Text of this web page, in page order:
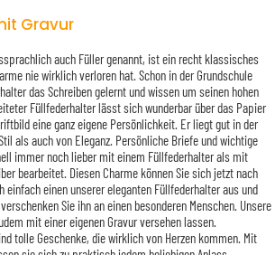
Gravur
auch Füller genannt, ist ein recht klassisches
nie wirklich verloren hat. Schon in der Grundschule
das Schreiben gelernt und wissen um seinen hohen
Füllfederhalter lässt sich wunderbar über das Papier
eine ganz eigene Persönlichkeit. Er liegt gut in der
als auch von Eleganz. Persönliche Briefe und wichtige
immer noch lieber mit einem Füllfederhalter als mit
bearbeitet. Diesen Charme können Sie sich jetzt nach
einfach einen unserer eleganten Füllfederhalter aus und
Sie ihn an einen besonderen Menschen. Unsere
mit einer eigenen Gravur versehen lassen.
tolle Geschenke, die wirklich von Herzen kommen. Mit